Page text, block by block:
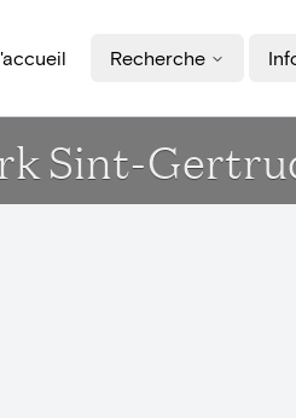
Recherche
Sint-